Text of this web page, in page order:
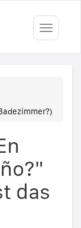
Toggle
das